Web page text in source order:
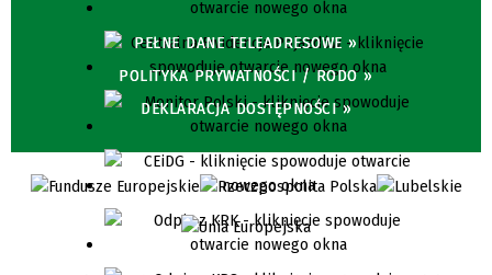
PEŁNE DANE TELEADRESOWE »
POLITYKA PRYWATNOŚCI / RODO »
DEKLARACJA DOSTĘPNOŚCI »